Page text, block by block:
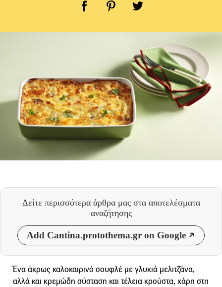
Δείτε περισσότερα άρθρα μας στα αποτελέσματα
αναζήτησης
Add Cantina.protothema.gr on Google
Ένα άκρως καλοκαιρινό σουφλέ με γλυκιά μελιτζάνα,
αλλά και κρεμώδη σύσταση και τέλεια κρούστα, χάρη στη